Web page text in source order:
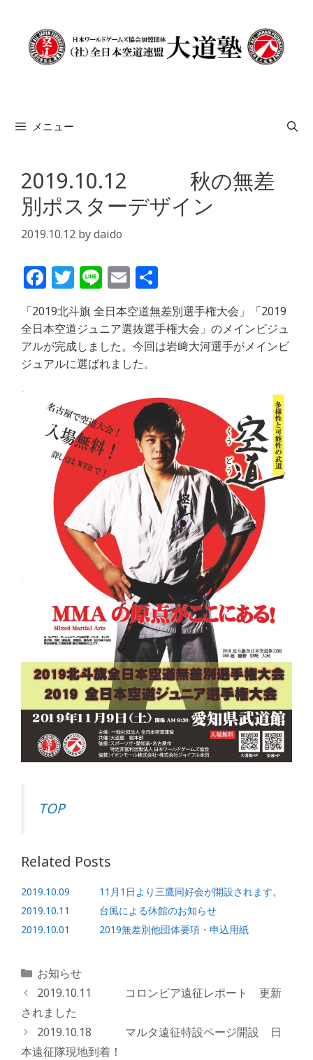
メニュー
2019.10.12 秋の無差
別ポスターデザイン
2019.10.12 bydaido
F
a
c
e
b
o
k
T
w
itt
e
r
Li
n
e
E
m
ai
l
有
「2019北斗旗 全日本空道無差別選手権大会」「2019
全日本空道ジュニア選抜選手権大会」のメインビジュ
アルが完成しました。今回は岩﨑大河選手がメインビ
ジュアルに選ばれました。
TOP
Related Posts
2019.10.09 11月1日より三鷹同好会が開設されます。
2019.10.11 台風による休館のお知らせ
2019.10.01 2019無差別他団体要項・申込用紙
カ
テ
ゴ
リ
ー
お知らせ
2019.10.11 コロンビア遠征レポート 更新
されました
2019.10.18 マルタ遠征特設ページ開設 日
本遠征隊現地到着！